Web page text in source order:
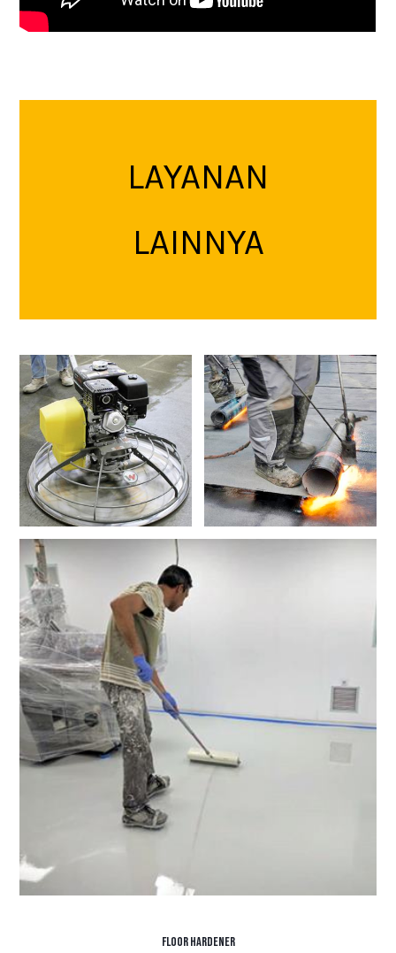
LAYANAN
LAINNYA
Floor Hardener